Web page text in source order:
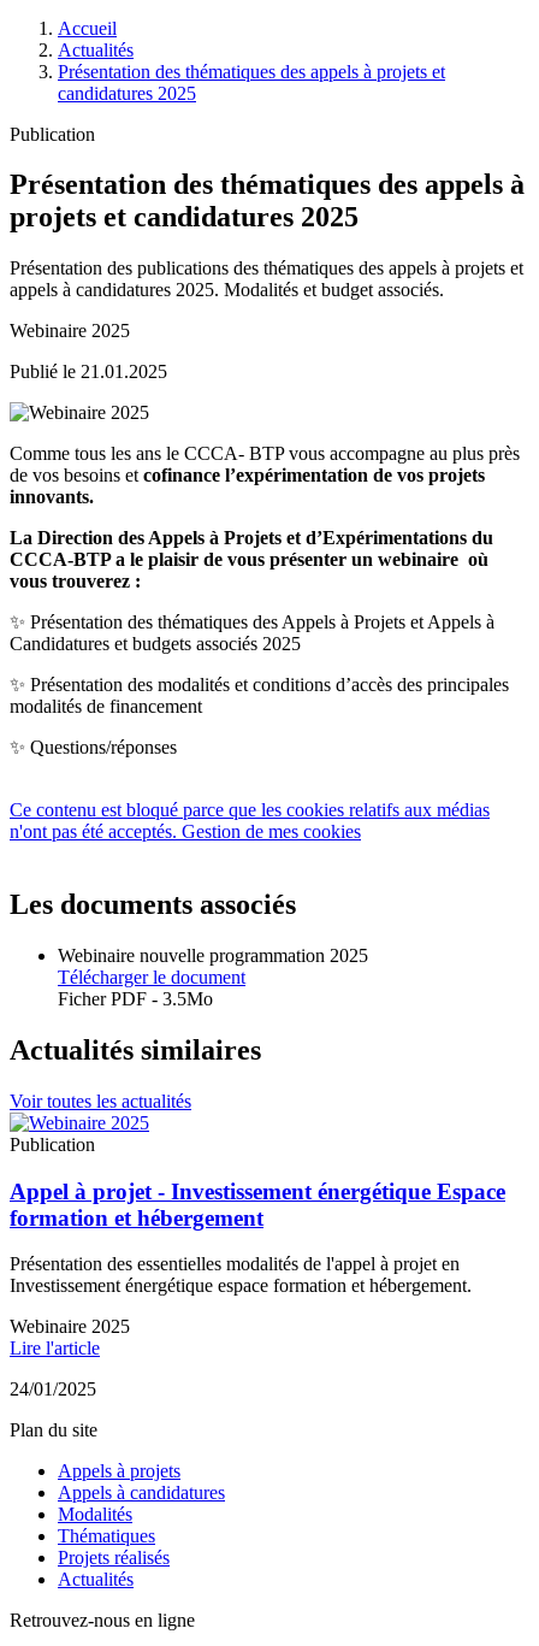
Accueil
Actualités
Présentation des thématiques des appels à projets et
candidatures 2025
Publication
Présentation des thématiques des appels à
projets et candidatures 2025
Présentation des publications des thématiques des appels à projets et
appels à candidatures 2025. Modalités et budget associés.
Webinaire 2025
Publié le 21.01.2025
Comme tous les ans le CCCA- BTP vous accompagne au plus près
de vos besoins et cofinance l’expérimentation de vos projets
innovants.
La Direction des Appels à Projets et d’Expérimentations du
CCCA-BTP a le plaisir de vous présenter un webinaire où
vous trouverez :
✨ Présentation des thématiques des Appels à Projets et Appels à
Candidatures et budgets associés 2025
✨ Présentation des modalités et conditions d’accès des principales
modalités de financement
✨ Questions/réponses
Ce contenu est bloqué parce que les cookies relatifs aux médias
n'ont pas été acceptés. Gestion de mes cookies
Les documents associés
Webinaire nouvelle programmation 2025
Télécharger le document
Ficher PDF - 3.5Mo
Actualités similaires
Voir toutes les actualités
Publication
Appel à projet - Investissement énergétique Espace
formation et hébergement
Présentation des essentielles modalités de l'appel à projet en
Investissement énergétique espace formation et hébergement.
Webinaire 2025
Lire l'article
24/01/2025
Plan du site
Appels à projets
Appels à candidatures
Modalités
Thématiques
Projets réalisés
Actualités
Retrouvez-nous en ligne